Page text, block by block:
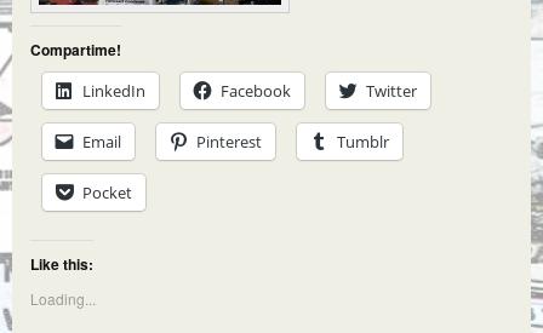
Compartime!
LinkedIn
Facebook Twitter
Email Pinterest Tumblr
Pocket
Like this:
Loading...